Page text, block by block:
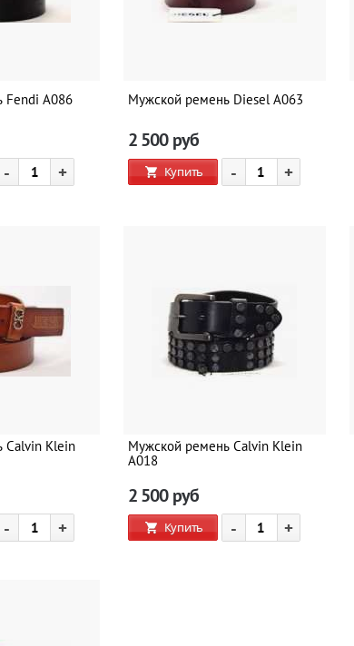
Fendi A086
- +
Мужской ремень Diesel A063
2 500 руб
Купить - +
Calvin Klein
- +
Мужской ремень Calvin Klein
A018
2 500 руб
Купить - +